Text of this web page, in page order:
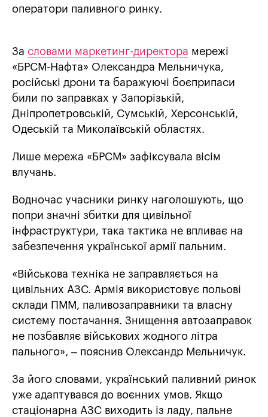
оператори паливного ринку.
За словами маркетинг-директора мережі
«БРСМ-Нафта» Олександра Мельничука,
російські дрони та баражуючі боєприпаси
били по заправках у Запорізькій,
Дніпропетровській, Сумській, Херсонській,
Одеській та Миколаївській областях.
Лише мережа «БРСМ» зафіксувала вісім
влучань.
Водночас учасники ринку наголошують, що
попри значні збитки для цивільної
інфраструктури, така тактика не впливає на
забезпечення української армії пальним.
«Військова техніка не заправляється на
цивільних АЗС. Армія використовує польові
склади ПММ, паливозаправники та власну
систему постачання. Знищення автозаправок
не позбавляє військових жодного літра
пального», – пояснив Олександр Мельничук.
За його словами, український паливний ринок
уже адаптувався до воєнних умов. Якщо
стаціонарна АЗС виходить із ладу, пальне